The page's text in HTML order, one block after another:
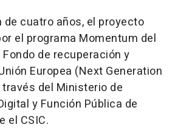
de cuatro años, el proyecto
el programa Momentum del
de recuperación y
Europea (Next Generation
través del Ministerio de
y Función Pública de
el CSIC.